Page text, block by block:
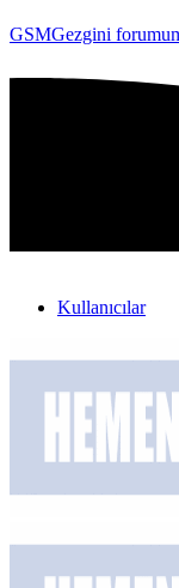
GSMGezgini
Kullanıcılar